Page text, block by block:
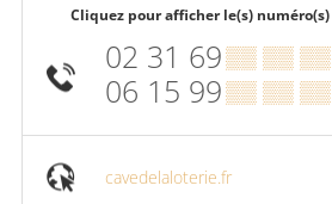
Cliquez pour afficher le(s) numéro(s)
02 31 69▒▒ ▒▒ ▒▒
06 15 99▒▒ ▒▒ ▒▒
cavedelaloterie.fr